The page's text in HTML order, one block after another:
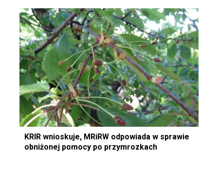
KRIR wnioskuje, MRiRW odpowiada w sprawie
obniżonej pomocy po przymrozkach